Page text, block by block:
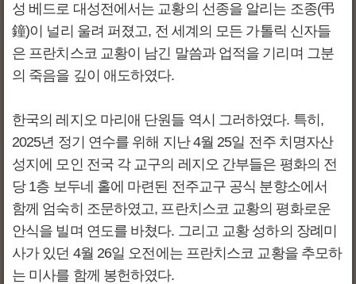
성 베드로 대성전에서는 교황의 선종을 알리는 조종(弔
鐘)이 널리 울려 퍼졌고, 전 세계의 모든 가톨릭 신자들
은 프란치스코 교황이 남긴 말씀과 업적을 기리며 그분
의 죽음을 깊이 애도하였다.
한국의 레지오 마리애 단원들 역시 그러하였다. 특히,
2025년 정기 연수를 위해 지난 4월 25일 전주 치명자산
성지에 모인 전국 각 교구의 레지오 간부들은 평화의 전
당 1층 보두네 홀에 마련된 전주교구 공식 분향소에서
함께 엄숙히 조문하였고, 프란치스코 교황의 평화로운
안식을 빌며 연도를 바쳤다. 그리고 교황 성하의 장례미
사가 있던 4월 26일 오전에는 프란치스코 교황을 추모하
는 미사를 함께 봉헌하였다.